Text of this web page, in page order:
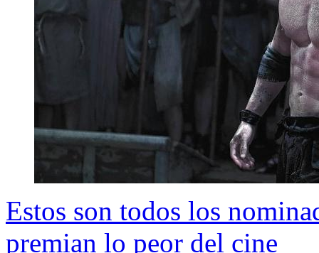
Estos son todos los
premian lo peor del cine